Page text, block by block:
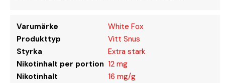
Varumärke
White Fox
Produkttyp
Vitt Snus
Styrka
Extra stark
Nikotinhalt per portion 12 mg
Nikotinhalt
16 mg/g